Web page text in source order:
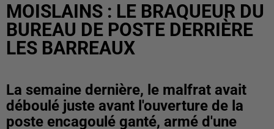
MOISLAINS : LE BRAQUEUR DU
BUREAU DE POSTE DERRIÈRE
LES BARREAUX
La semaine dernière, le malfrat avait
déboulé juste avant l'ouverture de la
poste encagoulé ganté, armé d'une